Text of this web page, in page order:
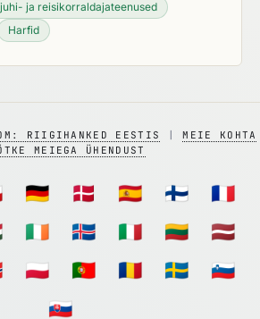
ja reisikorraldajateenused
Harfid
RIIGIHANKED EESTIS |MEIE KOHTA
MEIEGA ÜHENDUST
🇩🇪 🇩🇰 🇪🇸 🇫🇮
🇫🇷
🇮🇪 🇮🇸 🇮🇹 🇱🇹
🇱🇻
🇵🇱 🇵🇹 🇷🇴 🇸🇪
🇸🇮
🇸🇰